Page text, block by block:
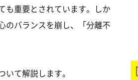
も重要とされています。しか
のバランスを崩し、「分離不
て解説します。